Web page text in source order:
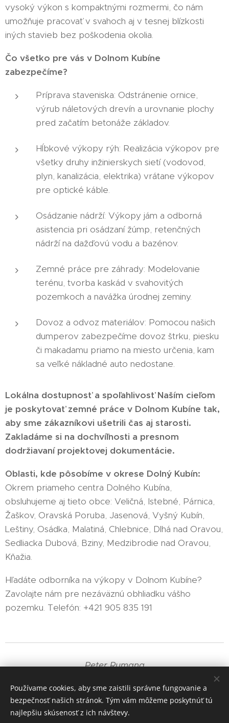
vysoký výkon s kompaktnými rozmermi, čo nám
umožňuje pracovať v svahoch aj v tesnej blízkosti
iných stavieb bez poškodenia okolia.
Čo všetko pre vás v Dolnom Kubíne
zabezpečíme?
Príprava staveniska: Odstránenie ornice,
výrub náletových drevín a urovnanie plochy
pred začatím betonáže základov.
Hĺbkové výkopy rýh: Realizácia výkopov pre
všetky druhy inžinierskych sietí (vodovod,
plyn, kanalizácia, elektrika) vrátane výkopov
pre optické káble.
Osádzanie nádrží: Výkopy jám a odborná
asistencia pri osádzaní žúmp, retenčných
nádrží na dažďovú vodu a bazénov.
Zemné práce pre záhrady: Modelovanie
terénu, tvorba kaskád v svahovitých
pozemkoch a navážka úrodnej zeminy.
Dovoz a odvoz materiálov: Pomocou našich
dumperov zabezpečíme dovoz štrku, piesku
či makadamu priamo na miesto určenia, kam
sa veľké nákladné auto nedostane.
Lokálna dostupnosť a spoľahlivosť Naším cieľom
je poskytovať zemné práce v Dolnom Kubíne tak,
aby sme zákazníkovi ušetrili čas aj starosti.
Zakladáme si na dochvíľnosti a presnom
dodržiavaní projektovej dokumentácie.
Oblasti, kde pôsobíme v okrese Dolný Kubín:
Okrem priameho centra Dolného Kubína,
obsluhujeme aj tieto obce: Veličná, Istebné, Párnica,
Žaškov, Oravská Poruba, Jasenová, Vyšný Kubín,
Leštiny, Osádka, Malatiná, Chlebnice, Dlhá nad Oravou,
Sedliacka Dubová, Bziny, Medzibrodie nad Oravou,
Kňažia.
Hľadáte odborníka na výkopy v Dolnom Kubíne?
Zavolajte nám pre nezáväznú obhliadku vášho
pozemku. Telefón: +421 905 835 191
Peter Rumana
Cookies
Používame cookies, aby sme zaistili správne fungovanie a
bezpečnosť našich stránok. Tým vám môžeme poskytnúť tú
najlepšiu skúsenosť z ich návštevy.